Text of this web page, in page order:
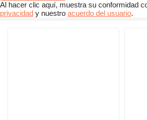
Al hacer clic aquí, muestra su conformidad
privacidad y nuestro acuerdo del usuario.